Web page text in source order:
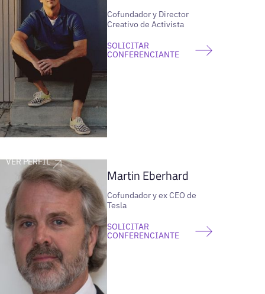
Cofundador y Director
Creativo de Activista
SOLICITAR
CONFERENCIANTE
VER PERFIL
Martin Eberhard
Cofundador y ex CEO de
Tesla
SOLICITAR
CONFERENCIANTE